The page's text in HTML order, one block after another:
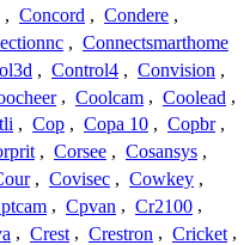
, Concord , Condere ,
, Connectsmarthome
, Control4 , Convision ,
, Coolcam , Coolead ,
, Cop , Copa 10 , Copbr ,
, Corsee , Cosansys ,
, Covisec , Cowkey ,
, Cpvan , Cr2100 ,
, Crest , Crestron , Cricket ,